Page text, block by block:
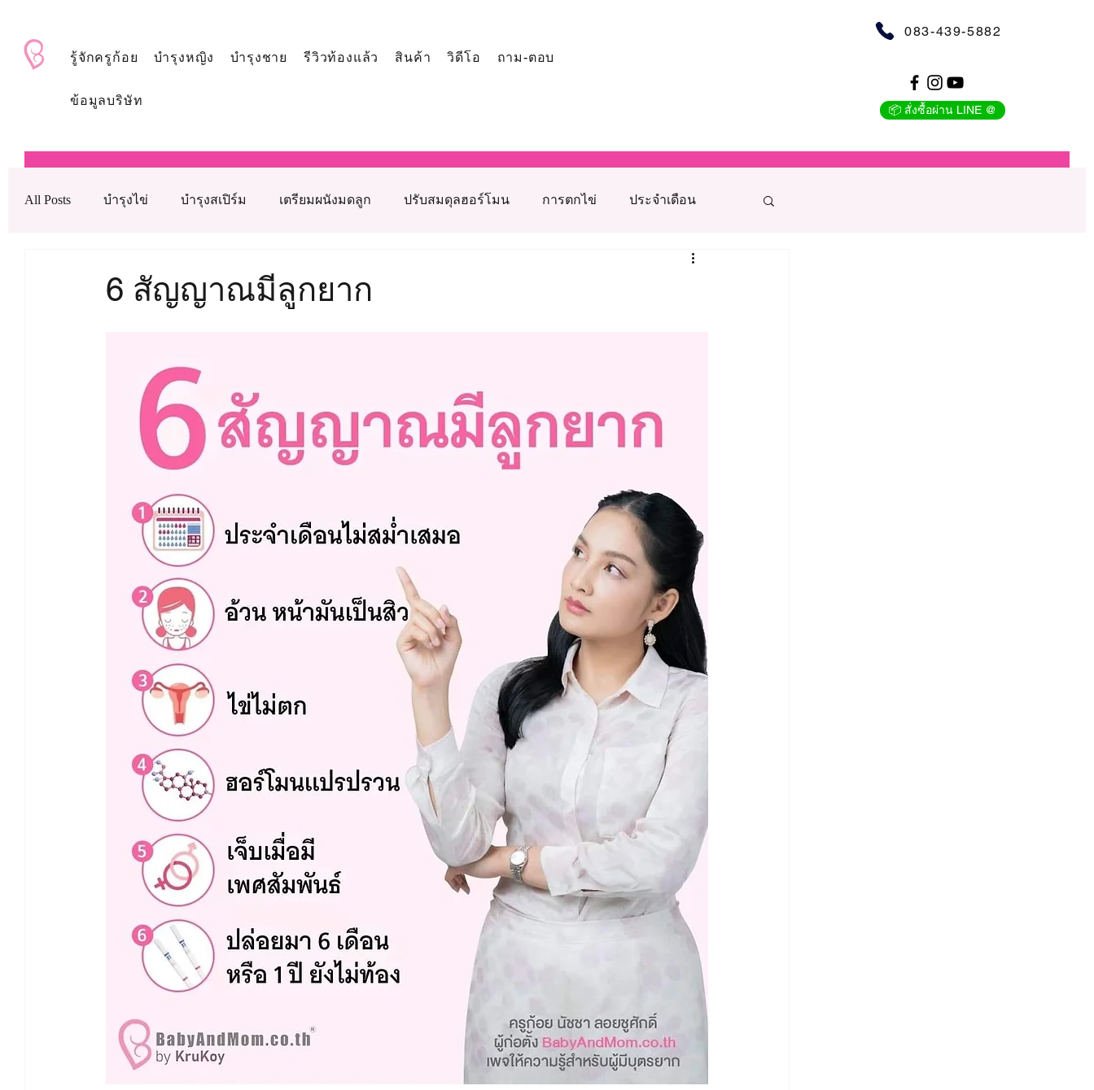
รู้จักครูก้อย บำรุงหญิง บำรุงชาย รีวิวท้องแล้ว สินค้า วิดีโอ ถาม-ตอบ
ข้อมูลบริษัท
083-439-5882
📦 สั่งซื้อผ่าน LINE @
All Posts บำรุงไข่ บำรุงสเปิร์ม เตรียมผนังมดลูก ปรับสมดุลฮอร์โมน การตกไข่ ประจำเดือน
สาเหตุมีบุตรยากจากฝ่ายชาย บำรุงคนท้อง บทความและงานวิจัย - OvaAll
บทความและงานวิจัย - Ferta บทความและงานวิจัย - น้ำมะกรูด SHOT งานวิจัย - น้ำมะกรูดครูก้อย 70%
บทความและงานวิจัย - Pure Red บทความและงานวิจัย - Pure Green บทความและงานวิจัย - ดอกคำฝอยออแกนิค
งานวิจัย - น้ำมันละหุ่งออแกนิค งานวิจัย - ผ้าคอตตอน แฟลนเนล บทความและงานวิจัย - ขิงดำ
งานวิจัย - ซุปไก่ดำตังกุยสดฯ งานวิจัย - งาดำออแกนิคคั่วเตาถ่าน บทความและงานวิจัย - good-grain
งานวิจัย - เมล็ดฟักทองออแกนิคอบ
6 สัญญาณมีลูกยาก